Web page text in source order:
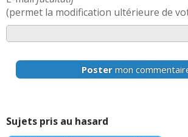
(permet la modification ultérieure de
Poster mon
Sujets pris au hasard